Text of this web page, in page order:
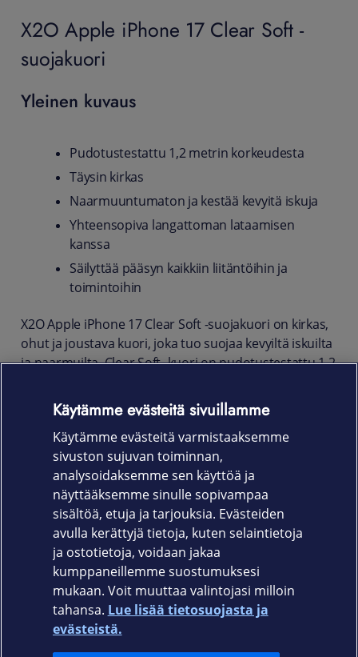
X2O Apple iPhone 17 Clear Soft -
suojakuori
Yleinen kuvaus
Pudotustestattu 1,2 metrin korkeudesta
Täysin kirkas
Naarmuuntumaton ja kestää kevyitä iskuja
Yhteensopiva langattoman lataamisen
kanssa
Säilyttää pääsyn kaikkiin liitäntöihin ja
toimintoihin
X2O Apple iPhone 17 Clear Soft -suojakuori on kirkas,
ohut ja joustava kuori, joka tuo suojaa kevyiltä iskuilta
ja naarmuilta. Clear Soft -kuori on pudotustestattu 1,2
mukaisesti.
Kuori on yhteensopiva langattoman lataamisen
kanssa ja sen ollessa asennettuna säilytät pääsyn
kaikkiin liitäntöihin ja toimintoihin.
Tuotekoodi: 10033
Elisa.fi
Käytämme evästeitä sivuillamme
Käytämme evästeitä varmistaaksemme
sivuston sujuvan toiminnan,
analysoidaksemme sen käyttöä ja
näyttääksemme sinulle sopivampaa
sisältöä, etuja ja tarjouksia. Evästeiden
avulla kerättyjä tietoja, kuten selaintietoja
ja ostotietoja, voidaan jakaa
kumppaneillemme suostumuksesi
mukaan. Voit muuttaa valintojasi milloin
tahansa. Lue lisää tietosuojasta ja
evästeistä.